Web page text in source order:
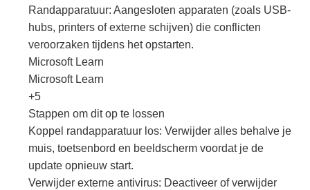
Randapparatuur: Aangesloten apparaten (zoals USB-
hubs, printers of externe schijven) die conflicten
veroorzaken tijdens het opstarten.
Microsoft Learn
Microsoft Learn
+5
Stappen om dit op te lossen
Koppel randapparatuur los: Verwijder alles behalve je
muis, toetsenbord en beeldscherm voordat je de
update opnieuw start.
Verwijder externe antivirus: Deactiveer of verwijder